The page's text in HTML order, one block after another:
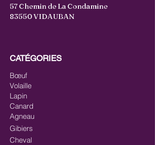
57 Chemin de La Condamine
83550 VIDAUBAN
CATÉGORIES
Bœuf
Volaille
Lapin
Canard
Agneau
Gibiers
Cheval